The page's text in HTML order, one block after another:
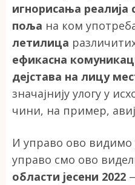
игнорисања реалија
поља на ком
летилица
ефикасна
дејстава на лицу
значајнију улогу у
чини, на пример,
И управо ово видимо
управо смо ово
области јесени 2022